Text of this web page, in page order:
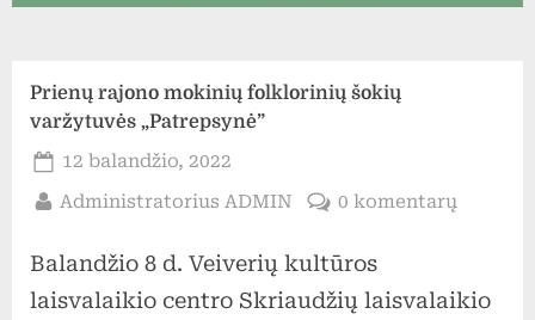
Prienų rajono mokinių folklorinių šokių
varžytuvės „Patrepsynė”
Posted
on
12 balandžio, 2022
By
Administratorius ADMIN 0 komentarų
mokinių
Balandžio 8 d. Veiverių kultūros
laisvalaikio centro Skriaudžių laisvalaikio